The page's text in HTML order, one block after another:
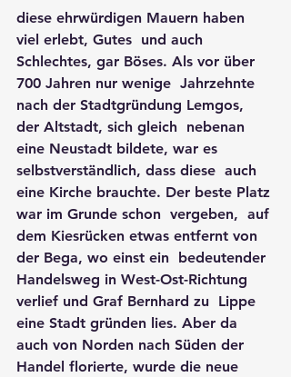
diese ehrwürdigen Mauern haben
viel erlebt, Gutes  und auch
Schlechtes, gar Böses. Als vor über
700 Jahren nur wenige  Jahrzehnte
nach der Stadtgründung Lemgos,
der Altstadt, sich gleich  nebenan
eine Neustadt bildete, war es
selbstverständlich, dass diese  auch
eine Kirche brauchte. Der beste Platz
war im Grunde schon  vergeben,  auf
dem Kiesrücken etwas entfernt von
der Bega, wo einst ein  bedeutender
Handelsweg in West-Ost-Richtung
verlief und Graf Bernhard zu  Lippe
eine Stadt gründen lies. Aber da
auch von Norden nach Süden der
Handel florierte, wurde die neue